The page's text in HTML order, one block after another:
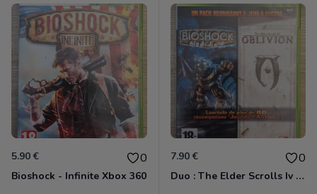
5.90 € 0
Bioshock - Infinite Xbox 360
7.90 € 0
Duo : The Elder Scrolls Iv - Oblivion + Bioshock Xbox 360